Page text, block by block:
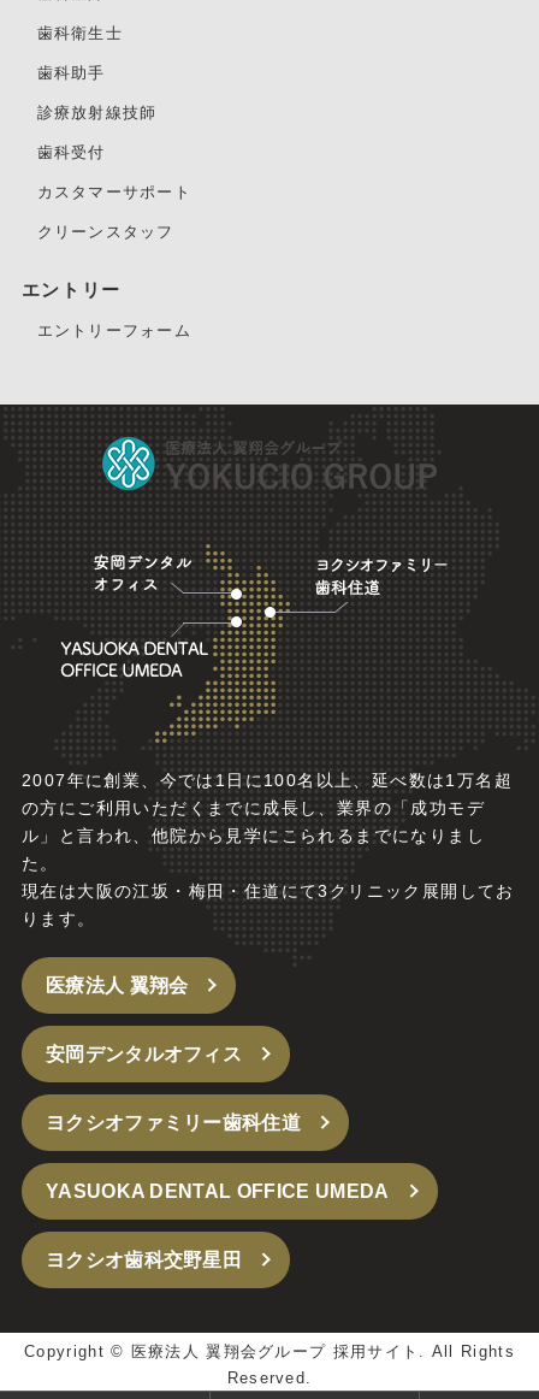
歯科衛生士
歯科助手
診療放射線技師
歯科受付
カスタマーサポート
クリーンスタッフ
エントリー
エントリーフォーム
2007年に創業、今では1日に100名以上、延べ数は1万名超
の方にご利用いただくまでに成長し、業界の「成功モデ
ル」と言われ、他院から見学にこられるまでになりまし
た。
現在は大阪の江坂・梅田・住道にて3クリニック展開してお
ります。
医療法人 翼翔会
安岡デンタルオフィス
ヨクシオファミリー歯科住道
YASUOKA DENTAL OFFICE UMEDA
ヨクシオ歯科交野星田
Copyright © 医療法人 翼翔会グループ 採用サイト. All Rights
Reserved.